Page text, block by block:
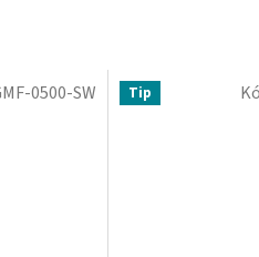
0500-SW Tip